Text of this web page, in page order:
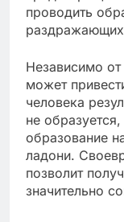
проводить
Независимо
может
человека
не
образование
ладони.
позволит
значительно